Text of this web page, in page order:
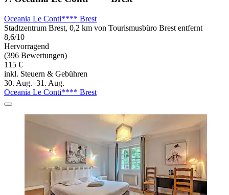
Oceania Le Conti**** Brest
Stadtzentrum Brest, 0,2 km von Tourismusbüro Brest entfernt
8,6/10
Hervorragend
(396 Bewertungen)
115 €
inkl. Steuern & Gebühren
30. Aug.–31. Aug.
Oceania Le Conti**** Brest